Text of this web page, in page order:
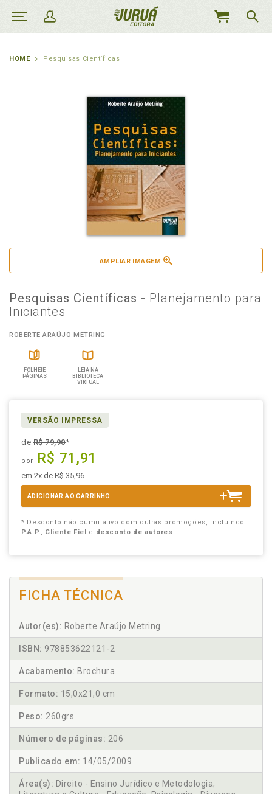
MEU
HOME Pesquisas Científicas
AMPLIAR IMAGEM
Pesquisas Científicas - Planejamento para
Iniciantes
ROBERTE ARAÚJO METRING
FOLHEIE
PÁGINAS
LEIA NA
BIBLIOTECA
VIRTUAL
VERSÃO IMPRESSA
deR$ 79,90*
por R$ 71,91
em 2x de R$ 35,96
ADICIONAR AO CARRINHO
* Desconto não cumulativo com outras promoções, incluindo
P.A.P., Cliente Fiel e desconto de autores
FICHA TÉCNICA
Autor(es): Roberte Araújo Metring
ISBN: 978853622121-2
Acabamento: Brochura
Formato: 15,0x21,0 cm
Peso: 260grs.
Número de páginas: 206
Publicado em: 14/05/2009
Área(s): Direito - Ensino Jurídico e Metodologia;